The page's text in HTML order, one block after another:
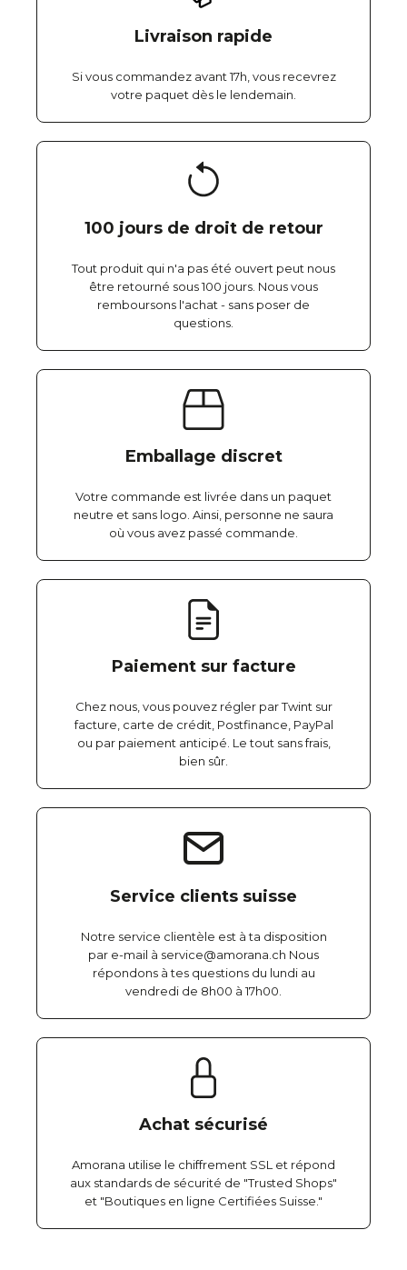
Livraison rapide
Si vous commandez avant 17h, vous recevrez
votre paquet dès le lendemain.
100 jours de droit de retour
Tout produit qui n'a pas été ouvert peut nous
être retourné sous 100 jours. Nous vous
remboursons l'achat - sans poser de
questions.
Emballage discret
Votre commande est livrée dans un paquet
neutre et sans logo. Ainsi, personne ne saura
où vous avez passé commande.
Paiement sur facture
Chez nous, vous pouvez régler par Twint sur
facture, carte de crédit, Postfinance, PayPal
ou par paiement anticipé. Le tout sans frais,
bien sûr.
Service clients suisse
Notre service clientèle est à ta disposition
par e-mail à service@amorana.ch Nous
répondons à tes questions du lundi au
vendredi de 8h00 à 17h00.
Achat sécurisé
Amorana utilise le chiffrement SSL et répond
aux standards de sécurité de "Trusted Shops"
et "Boutiques en ligne Certifiées Suisse."